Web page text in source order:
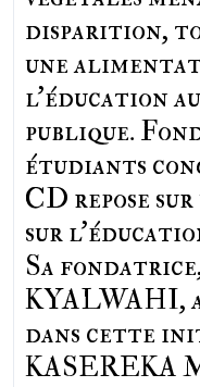
disparition,
une
l'éducation
publique.
étudiants
CD repose
sur
Sa
KYALWAHI,
dans cette
KASEREKA